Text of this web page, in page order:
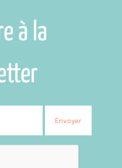
à la
Envoyer